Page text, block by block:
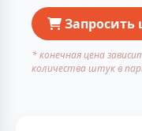
Запросить
* конечная цена
количества штук в